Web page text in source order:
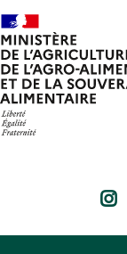
Aller au contenu